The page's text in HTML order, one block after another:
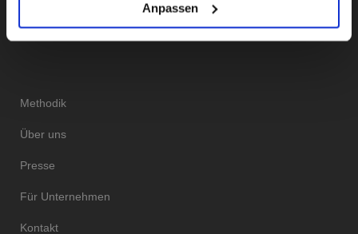
Anpassen
DAS INSTITUT
Methodik
Über uns
Presse
Für Unternehmen
Kontakt